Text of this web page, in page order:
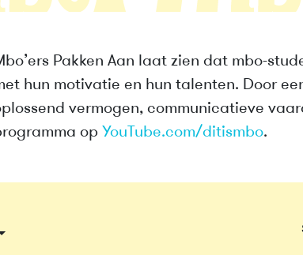
Pakken Aan laat zien dat mbo-
hun motivatie en hun talenten. Door
vermogen, communicatieve
op YouTube.com/ditismbo.